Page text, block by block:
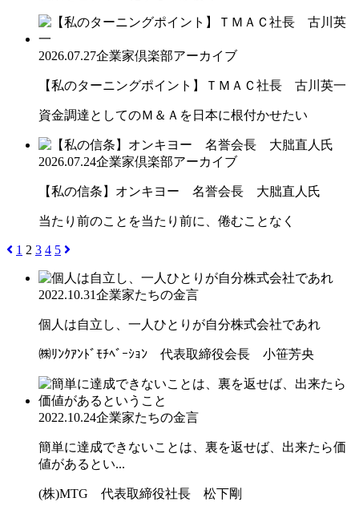
2026.07.27企業家倶楽部アーカイブ
【私のターニングポイント】ＴＭＡＣ社長 古川英一
資金調達としてのＭ＆Ａを日本に根付かせたい
2026.07.24企業家倶楽部アーカイブ
【私の信条】オンキヨー 名誉会長 大朏直人氏
当たり前のことを当たり前に、倦むことなく
1 2 3 4 5
2022.10.31企業家たちの金言
個人は自立し、一人ひとりが自分株式会社であれ
㈱ﾘﾝｸｱﾝﾄﾞﾓﾁﾍﾞｰｼｮﾝ 代表取締役会長 小笹芳央
2022.10.24企業家たちの金言
簡単に達成できないことは、裏を返せば、出来たら価
値があるとい...
(株)MTG 代表取締役社長 松下剛